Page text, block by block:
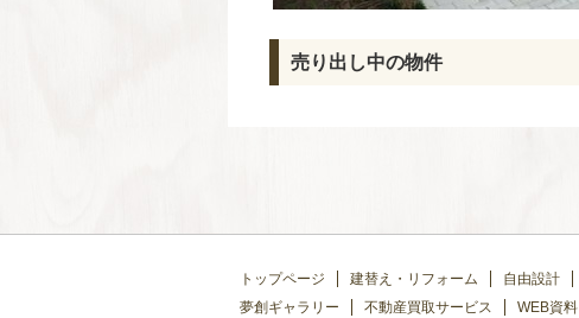
売り出し中の物件
トップページ 建替え・リフォーム 自由設計
夢創ギャラリー
不動産買取サービス WEB資料